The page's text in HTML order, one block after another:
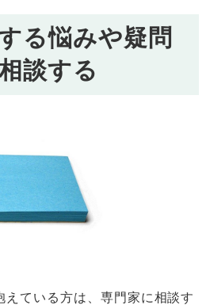
る悩みや疑問
談する
ている方は、専門家に相談す